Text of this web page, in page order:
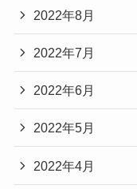
2022年8月
2022年7月
2022年6月
2022年5月
2022年4月